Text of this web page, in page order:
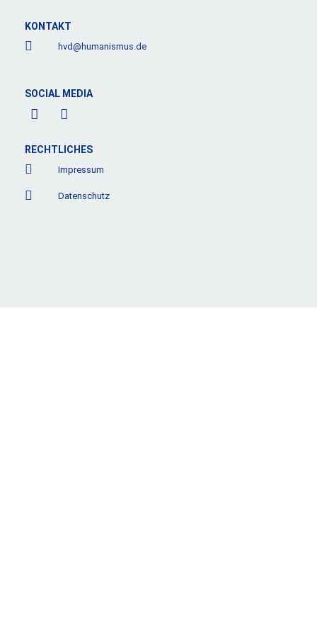
KONTAKT
hvd@humanismus.de
SOCIAL MEDIA
F
a
e
L
i
k
e
d
i
RECHTLICHES
Impressum
Datenschutz